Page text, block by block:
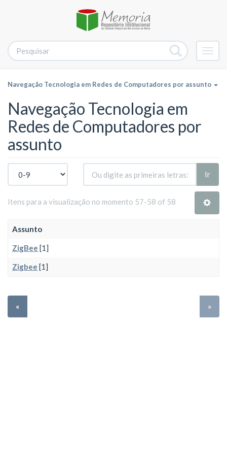
Navegação Tecnologia em Redes de Computadores por assunto
Navegação Tecnologia em
Redes de Computadores por
assunto
Ir
Itens para a visualização no momento 57-58 of 58
Assunto
ZigBee [1]
Zigbee [1]
« »